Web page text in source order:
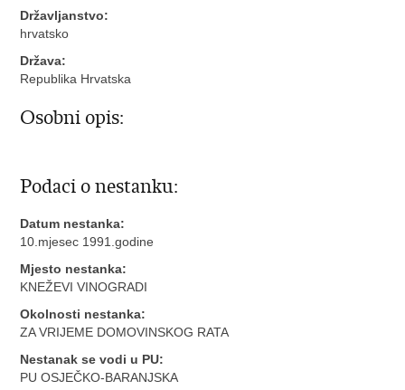
Državljanstvo:
hrvatsko
Država:
Republika Hrvatska
Osobni opis:
Podaci o nestanku:
Datum nestanka:
10.mjesec 1991.godine
Mjesto nestanka:
KNEŽEVI VINOGRADI
Okolnosti nestanka:
ZA VRIJEME DOMOVINSKOG RATA
Nestanak se vodi u PU:
PU OSJEČKO-BARANJSKA